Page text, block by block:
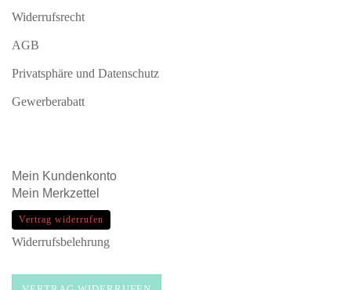
Widerrufsrecht
AGB
Privatsphäre und Datenschutz
Gewerberabatt
Mein Kundenkonto
Mein Merkzettel
Vertrag widerrufen
Widerrufsbelehrung